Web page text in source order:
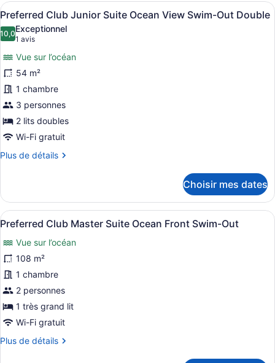
Ocean
View
Swim-
King
Junior
Suite
Ocean
View
Swim-
Out
King
Afficher
toutes
les
photos
pour
ce
type
de
chambre :
Preferred
Club
Junior
Ocean
View
Swim-
Double
7
Preferred Club Junior Suite Ocean View Swim-Out Double
10,010,0 sur 10
Exceptionnel
1 avis
(1 avis)
Vue sur l’océan
54 m²
1 chambre
3 personnes
2 lits doubles
Wi-Fi gratuit
Plus de détails
Plus
Preferred
Club
Junior
Ocean
View
Swim-
Out
Double
Choisir mes dates
Afficher
toutes
les
photos
pour
ce
type
de
chambre :
Preferred
11
Preferred Club Master Suite Ocean Front Swim-Out
Vue sur l’océan
108 m²
1 chambre
2 personnes
1 très grand lit
Wi-Fi gratuit
Plus de détails
Plus